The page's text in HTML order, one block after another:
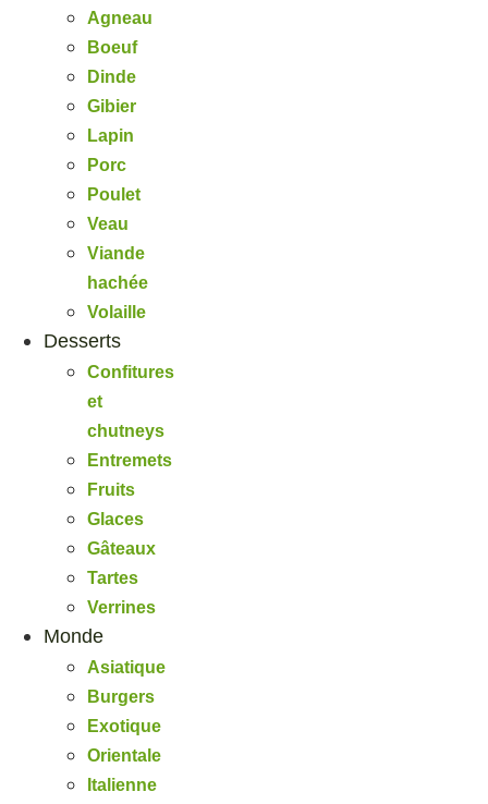
Agneau
Boeuf
Dinde
Gibier
Lapin
Porc
Poulet
Veau
Viande
hachée
Volaille
Desserts
Confitures
et
chutneys
Entremets
Fruits
Glaces
Gâteaux
Tartes
Verrines
Monde
Asiatique
Burgers
Exotique
Orientale
Italienne